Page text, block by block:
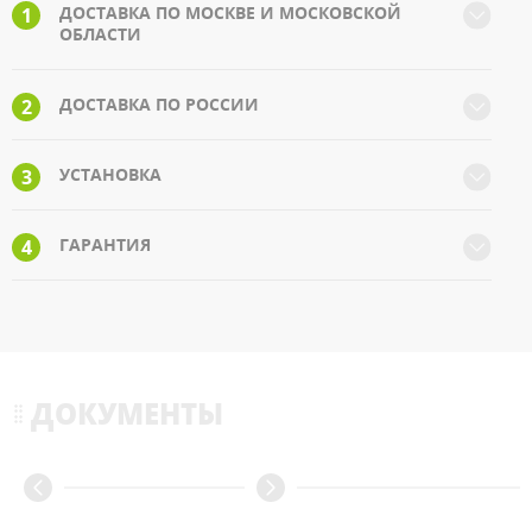
1
ДОСТАВКА ПО МОСКВЕ И МОСКОВСКОЙ
ОБЛАСТИ
2 ДОСТАВКА ПО РОССИИ
3 УСТАНОВКА
4 ГАРАНТИЯ